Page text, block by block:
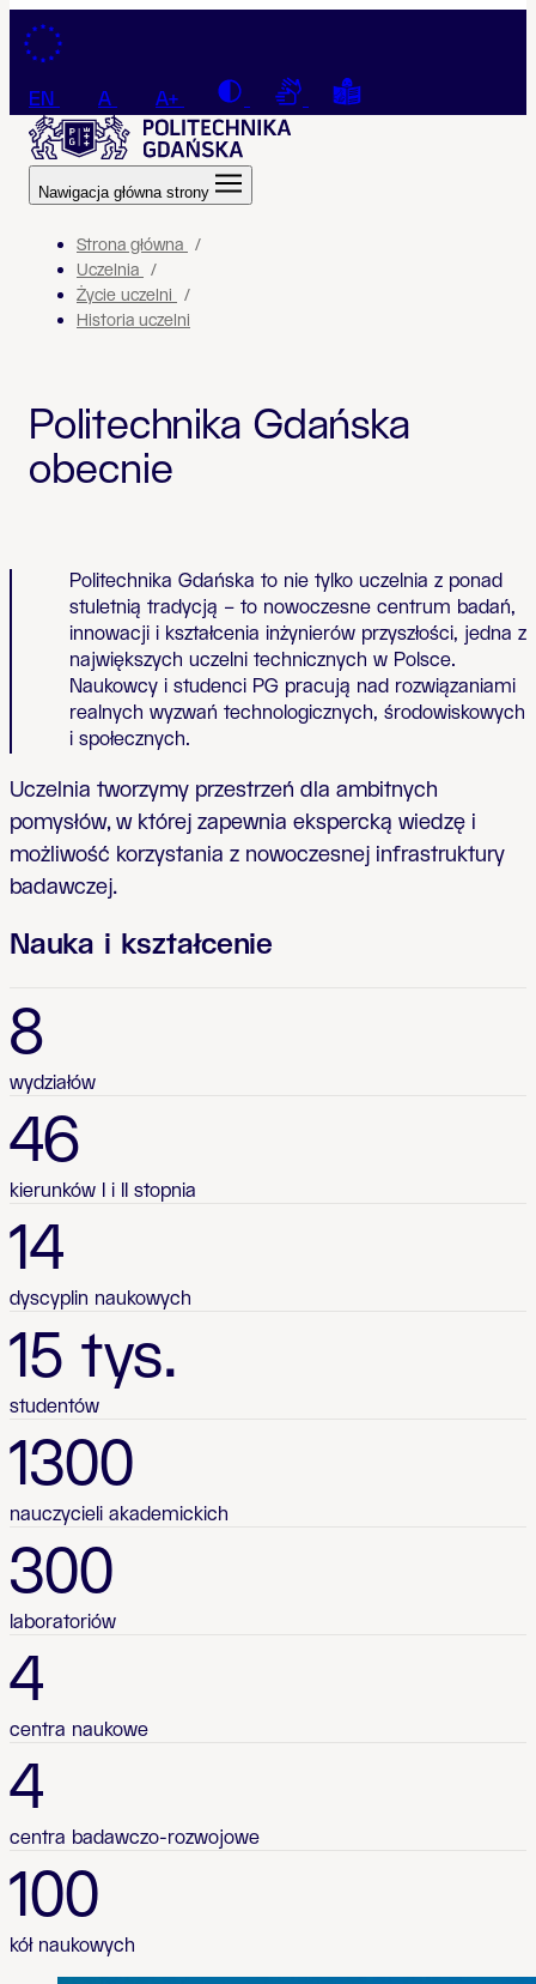
Przejdź do treści
EN A A+ Contrast Connection with a sign
Tekst łatwy do
Nawigacja główna strony
Strona główna
Uczelnia
Życie uczelni
Historia uczelni
Politechnika Gdańska
obecnie
Politechnika Gdańska to nie tylko uczelnia z ponad
stuletnią tradycją – to nowoczesne centrum badań,
innowacji i kształcenia inżynierów przyszłości, jedna z
największych uczelni technicznych w Polsce.
Naukowcy i studenci PG pracują nad rozwiązaniami
realnych wyzwań technologicznych, środowiskowych
i społecznych.
Uczelnia tworzymy przestrzeń dla ambitnych
pomysłów, w której zapewnia ekspercką wiedzę i
możliwość korzystania z nowoczesnej infrastruktury
badawczej.
Nauka i kształcenie
8
wydziałów
46
kierunków I i II stopnia
14
dyscyplin naukowych
15 tys.
studentów
1300
nauczycieli akademickich
300
laboratoriów
4
centra naukowe
4
centra badawczo-rozwojowe
100
kół naukowych